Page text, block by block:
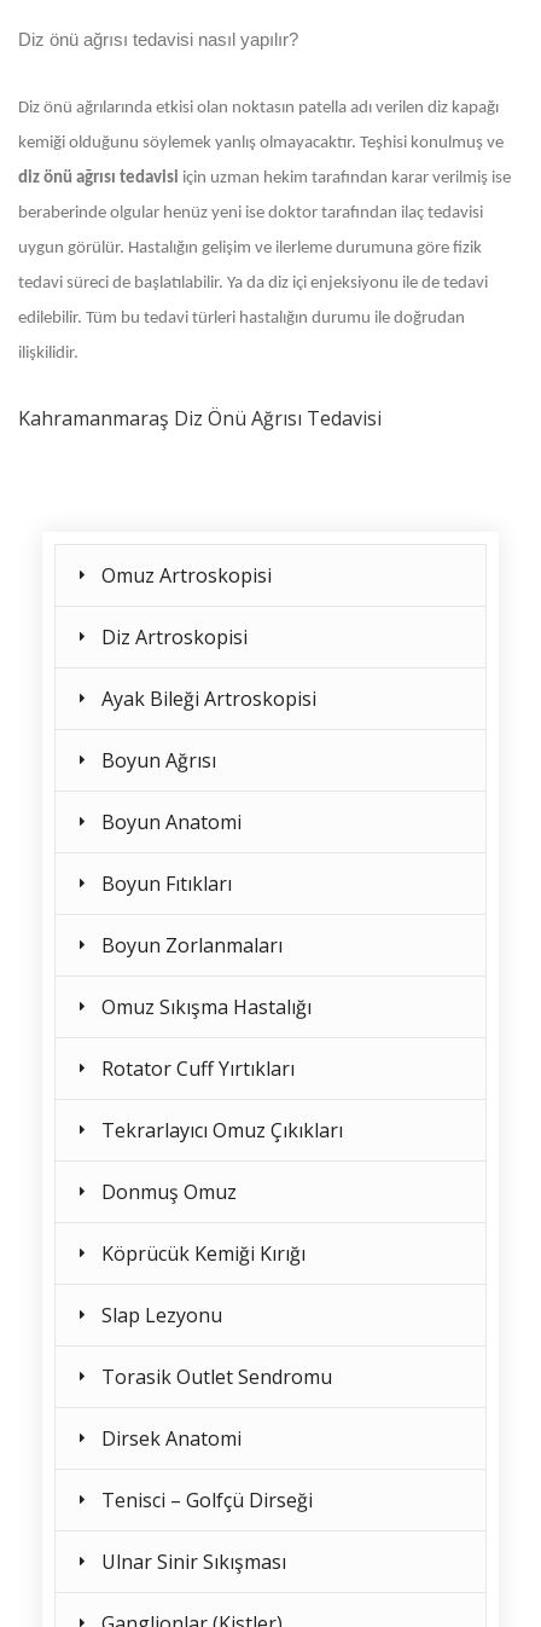
Diz önü ağrısı tedavisi nasıl yapılır?
Diz önü ağrılarında etkisi olan noktasın patella adı verilen diz kapağı
kemiği olduğunu söylemek yanlış olmayacaktır. Teşhisi konulmuş ve
diz önü ağrısı tedavisi için uzman hekim tarafından karar verilmiş ise
beraberinde olgular henüz yeni ise doktor tarafından ilaç tedavisi
uygun görülür. Hastalığın gelişim ve ilerleme durumuna göre fizik
tedavi süreci de başlatılabilir. Ya da diz içi enjeksiyonu ile de tedavi
edilebilir. Tüm bu tedavi türleri hastalığın durumu ile doğrudan
ilişkilidir.
Kahramanmaraş Diz Önü Ağrısı Tedavisi
Omuz Artroskopisi
Diz Artroskopisi
Ayak Bileği Artroskopisi
Boyun Ağrısı
Boyun Anatomi
Boyun Fıtıkları
Boyun Zorlanmaları
Omuz Sıkışma Hastalığı
Rotator Cuff Yırtıkları
Tekrarlayıcı Omuz Çıkıkları
Donmuş Omuz
Köprücük Kemiği Kırığı
Slap Lezyonu
Torasik Outlet Sendromu
Dirsek Anatomi
Tenisci – Golfçü Dirseği
Ulnar Sinir Sıkışması